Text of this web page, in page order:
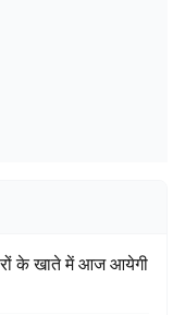
के खाते में आज आयेगी